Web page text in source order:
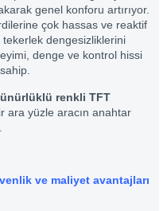
genel konforu artırıyor.
çok hassas ve reaktif
dengesizliklerini
denge ve kontrol hissi
sahip.
renkli TFT
ara yüzle aracın anahtar
ve maliyet avantajları